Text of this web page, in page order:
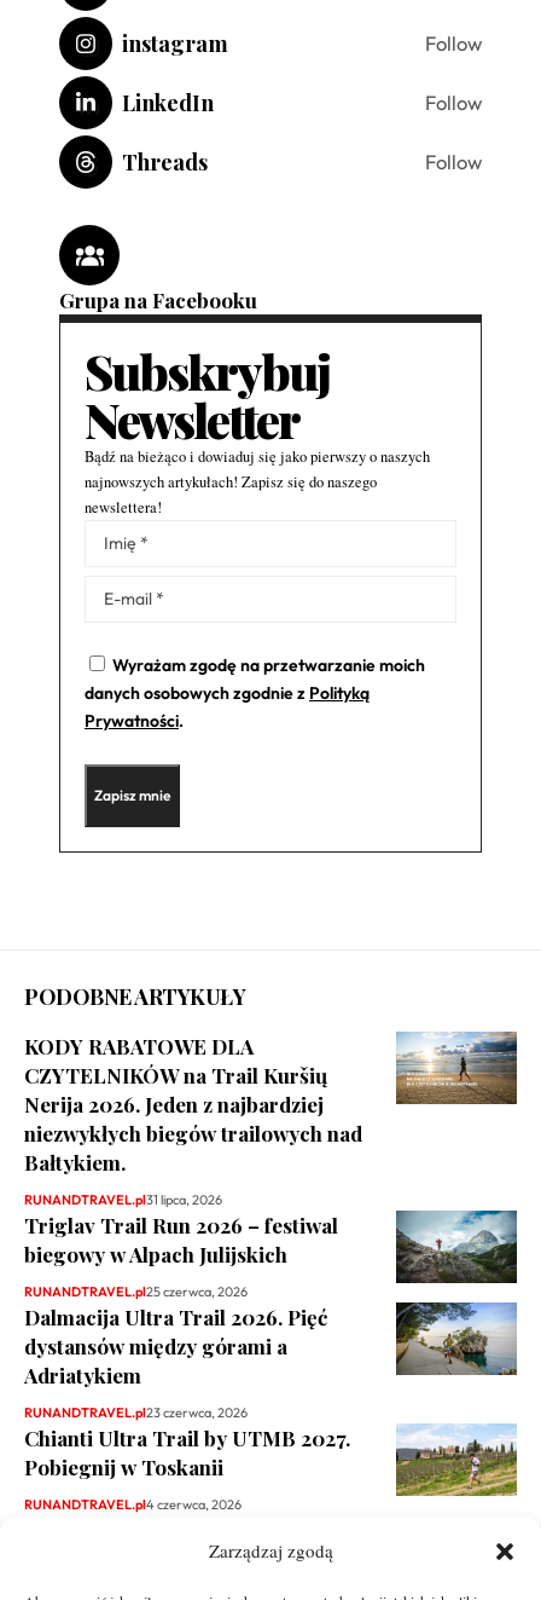
Zarządzaj zgodą
instagram Follow
LinkedIn Follow
Threads Follow
Grupa na Facebooku
Subskrybuj
Newsletter
Bądź na bieżąco i dowiaduj się jako pierwszy o naszych
najnowszych artykułach! Zapisz się do naszego
newslettera!
Wyrażam zgodę na przetwarzanie moich
danych osobowych zgodnie z Polityką
Prywatności.
Alternative:
PODOBNE ARTYKUŁY
KODY RABATOWE DLA
CZYTELNIKÓW na Trail Kuršių
Nerija 2026. Jeden z najbardziej
niezwykłych biegów trailowych nad
Bałtykiem.
RUNANDTRAVEL.pl31 lipca, 2026
Triglav Trail Run 2026 – festiwal
biegowy w Alpach Julijskich
RUNANDTRAVEL.pl25 czerwca, 2026
Dalmacija Ultra Trail 2026. Pięć
dystansów między górami a
Adriatykiem
RUNANDTRAVEL.pl23 czerwca, 2026
Chianti Ultra Trail by UTMB 2027.
Pobiegnij w Toskanii
RUNANDTRAVEL.pl4 czerwca, 2026